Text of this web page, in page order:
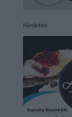
Hirdetés